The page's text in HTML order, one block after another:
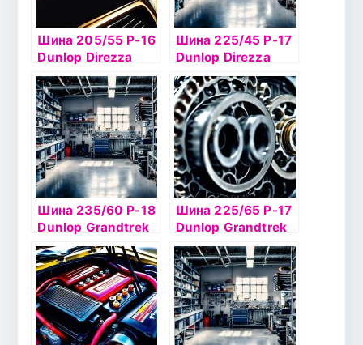
Шина 205/55 Р-16
Dunlop Direzza
DZ102 91V б/к
Шина 225/45 Р-17
Dunlop Direzza
DZ102 94W б/к
Шина 235/60 Р-18
Dunlop Grandtrek
Ice 02 107Т шип
Шина 225/65 Р-17
Dunlop Grandtrek
PT2 101H б/к